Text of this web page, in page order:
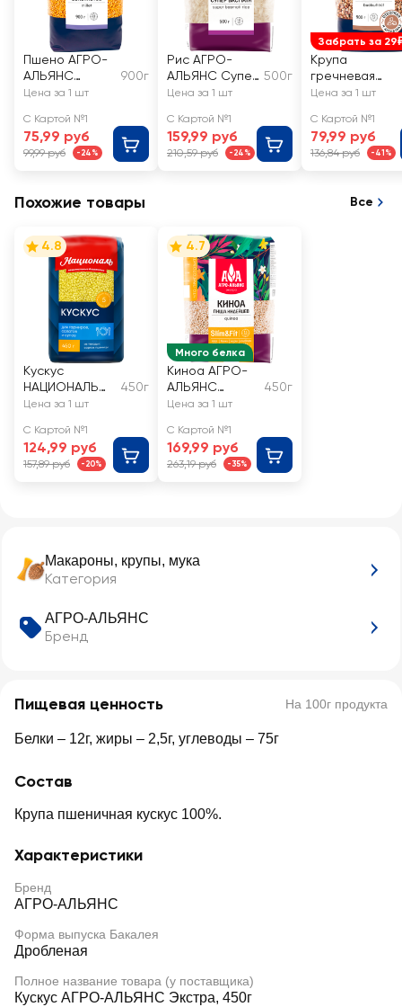
Макароны, крупы, мука
Категория
АГРО-АЛЬЯНС
Бренд
Пищевая ценность На 100г продукта
Белки – 12г, жиры – 2,5г, углеводы – 75г
Состав
Крупа пшеничная кускус 100%.
Характеристики
Бренд
АГРО-АЛЬЯНС
Форма выпуска Бакалея
Дробленая
Полное название товара (у поставщика)
Кускус АГРО-АЛЬЯНС Экстра, 450г
Пшено АГРО-
АЛЬЯНС
Экстра
900г
Цена за 1 шт
С Картой №1
75,99 руб
99,99 руб -24%
Рис АГРО-
АЛЬЯНС Супер
Басмати,
500г
Цена за 1 шт
С Картой №1
159,99 руб
210,59 руб -24%
Забрать за
Крупа
гречневая
АГРО-АЛЬЯНС
Элитная
высший сорт
Цена за 1 шт
С Картой №1
79,99 руб
136,84 руб -41%
Похожие товары Все
4.8
Кускус
НАЦИОНАЛЬ
пшеничный, из
сортов
450г
Цена за 1 шт
С Картой №1
124,99 руб
157,89 руб -20%
Много белка
4.7
Киноа АГРО-
АЛЬЯНС
Экстра
450г
Цена за 1 шт
С Картой №1
169,99 руб
263,19 руб -35%